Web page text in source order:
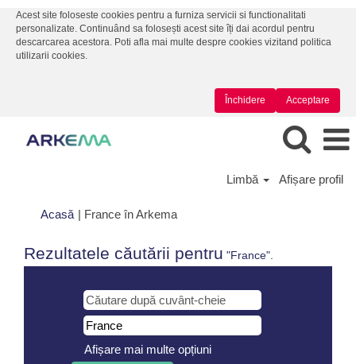
Acest site foloseste cookies pentru a furniza servicii si functionalitati
personalizate. Continuând sa folosești acest site îți dai acordul pentru
descarcarea acestora. Poti afla mai multe despre cookies vizitand politica
utilizarii cookies.
Acceptare
Închidere
Limbă Afișare profil
Acasă | France în Arkema(pagina
Rezultatele căutării pentru "France".
Afișare mai multe opțiuni